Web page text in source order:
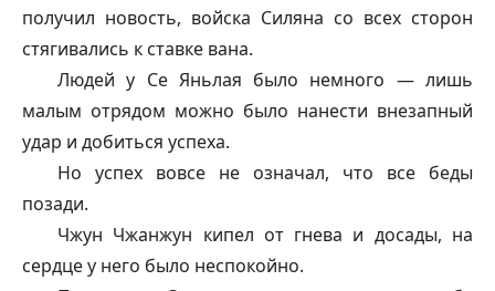
получил новость, войска Силяна со всех сторон
стягивались к ставке вана.
Людей у Се Яньлая было немного — лишь
малым отрядом можно было нанести внезапный
удар и добиться успеха.
Но успех вовсе не означал, что все беды
позади.
Чжун Чжанжун кипел от гнева и досады, на
сердце у него было неспокойно.